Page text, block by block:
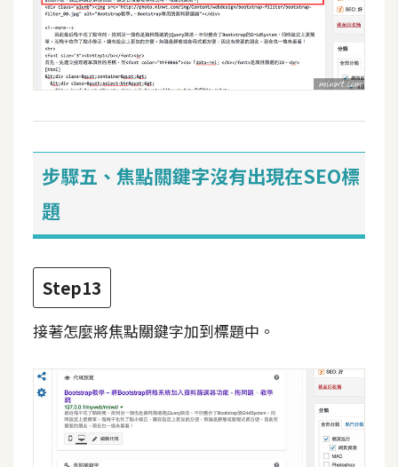
步驟五、焦點關鍵字沒有出現在SEO標
題
Step13
接著怎麼將焦點關鍵字加到標題中。